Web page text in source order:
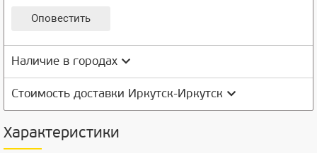
Оповестить
Наличие в городах
Стоимость доставки Иркутск-Иркутск
Характеристики